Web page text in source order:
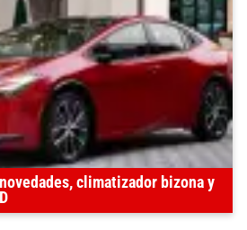
climatizador bizona y